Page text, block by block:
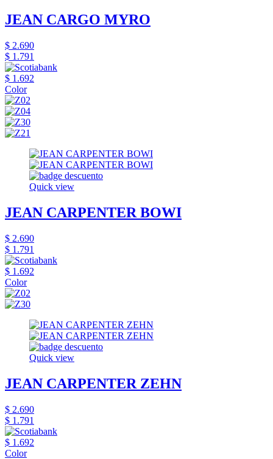
JEAN CARGO MYRO
$ 2.690
$ 1.791
$ 1.692
Color
Quick view
JEAN CARPENTER BOWI
$ 2.690
$ 1.791
$ 1.692
Color
Quick view
JEAN CARPENTER ZEHN
$ 2.690
$ 1.791
$ 1.692
Color